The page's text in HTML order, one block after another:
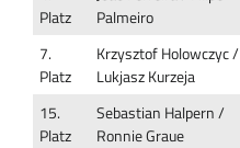
Platz
Palmeiro
7.
Platz
Krzysztof Holowczyc /
Lukjasz Kurzeja
15.
Platz
Sebastian Halpern /
Ronnie Graue